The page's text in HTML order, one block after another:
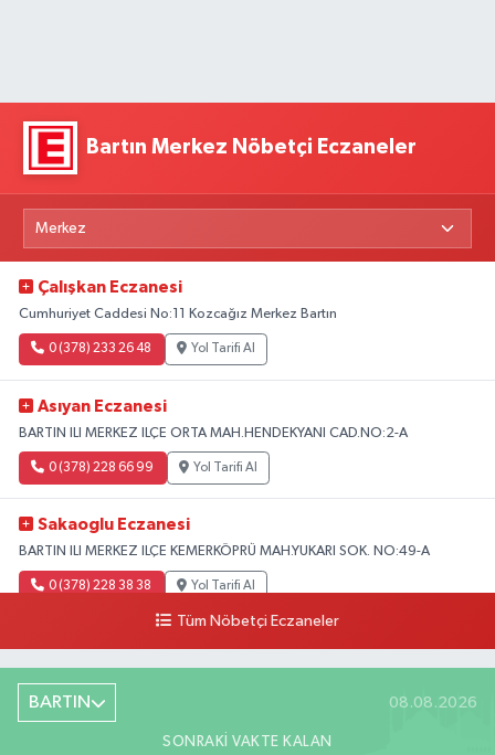
Bartın Merkez Nöbetçi Eczaneler
Çalışkan Eczanesi
Cumhuriyet Caddesi No:11 Kozcağız Merkez Bartın
0 (378) 233 26 48 Yol Tarifi Al
Asıyan Eczanesi
BARTIN ILI MERKEZ ILÇE ORTA MAH.HENDEKYANI CAD.NO:2-A
0 (378) 228 66 99 Yol Tarifi Al
Sakaoglu Eczanesi
BARTIN ILI MERKEZ ILÇE KEMERKÖPRÜ MAH.YUKARI SOK. NO:49-A
0 (378) 228 38 38 Yol Tarifi Al
Tüm Nöbetçi Eczaneler
BARTIN 08.08.2026
SONRAKI VAKTE KALAN